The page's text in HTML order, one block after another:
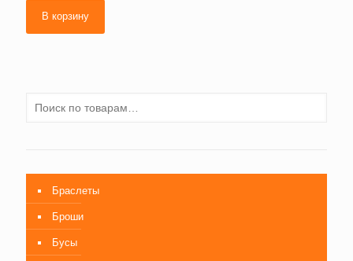
В корзину
Браслеты
Броши
Бусы